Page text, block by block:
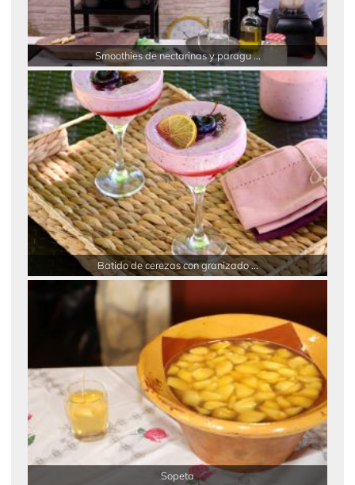
Smoothies de nectarinas y paragu ...
Batido de cerezas con granizado ...
Sopeta